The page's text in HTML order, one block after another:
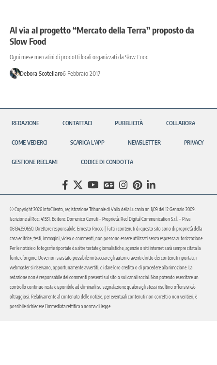
Al via al progetto “Mercato della Terra” proposto da
Slow Food
Ogni mese mercatini di prodotti locali organizzati da Slow Food
Debora Scotellaro6 Febbraio 2017
REDAZIONE CONTATTACI PUBBLICITÀ COLLABORA
COME VEDERCI SCARICA L’APP NEWSLETTER PRIVACY
GESTIONE RECLAMI CODICE DI CONDOTTA
© Copyright 2026 InfoCilento, registrazione Tribunale di Vallo della Lucania nr. 1/09 del 12 Gennaio 2009.
Iscrizione al Roc: 41551. Editore: Domenico Cerruti – Proprietà: Red Digital Communication S.r.l. – P.iva
06134250650. Direttore responsabile: Ernesto Rocco | Tutti i contenuti di questo sito sono di proprietà della
casa editrice, testi, immagini, video o commenti, non possono essere utilizzati senza espressa autorizzazione.
Per le notizie o fotografie riportate da altre testate giornalistiche, agenzie o siti internet sarà sempre citata la
fonte d’origine. Dove non sia stato possibile rintracciare gli autori o aventi diritto dei contenuti riportati, i
webmaster si riservano, opportunamente avvertiti, di dare loro credito o di procedere alla rimozione. La
redazione non è responsabile dei commenti presenti sul sito o sui canali social. Non potendo esercitare un
controllo continuo resta disponibile ad eliminarli su segnalazione qualora gli stessi risultino offensivi e/o
oltraggiosi. Relativamente al contenuto delle notizie, per eventuali contenuti non corretti o non veritieri, è
possibile richiedere l’immediata rettifica a norma di legge.